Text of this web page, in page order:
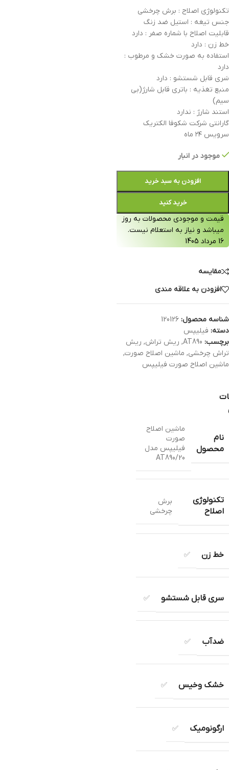
تکنولوژی اصلاح : برش چرخشی
جنس تیغه : استیل ضد زنگ
قابلیت اصلاح با شماره صفر : دارد
خط زن : دارد
استفاده به صورت خشک و مرطوب :
دارد
سَری قابل شستشو : دارد
منبع تغذیه : باتری قابل شارژ(بی
سیم)
استند شارژ : ندارد
گارانتی شرکت شکوفا الکتریک
سرویس ۲۴ ماه
موجود در انبار
افزودن به سبد خرید
خرید کنید
قیمت و موجودی محصولات به روز
میباشد و نیاز به استعلام نیست.
16 مرداد 1405
مقایسه
افزودن به علاقه مندی
شناسه محصول: 120126
دسته: فیلیپس
برچسب: AT890
, ریش تراش, ریش
تراش چرخشی, ماشین اصلاح صورت,
ماشین اصلاح صورت فیلیپس
نام
محصول
ماشین اصلاح
صورت
فیلیپس مدل
AT890/20
تکنولوژی
اصلاح
برش
چرخشي
خط زن ✅
سری قابل شستشو ✅
ضدآب ✅
خشک وخیس ✅
ارگونومیک ✅